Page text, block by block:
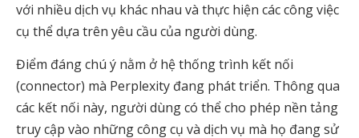
với nhiều dịch vụ khác nhau và thực hiện các công việc
cụ thể dựa trên yêu cầu của người dùng.
Điểm đáng chú ý nằm ở hệ thống trình kết nối
(connector) mà Perplexity đang phát triển. Thông qua
các kết nối này, người dùng có thể cho phép nền tảng
truy cập vào những công cụ và dịch vụ mà họ đang sử